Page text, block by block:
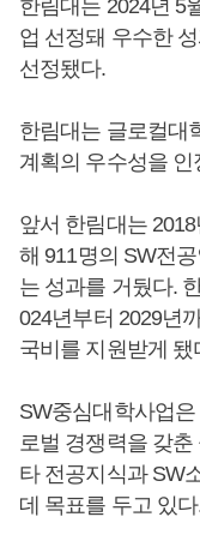
한림대는 2024년 5
업 선정돼 우수한
선정됐다.
한림대는 글로컬대
계획의 우수성을
앞서 한림대는
해 911명의 SW전
는 성과를 거뒀다.
024년부터 2029년
국비를 지원받게 됐
SW중심대학사업
로벌 경쟁력을 갖
타 전공지식과 SW
데 목표를 두고 있